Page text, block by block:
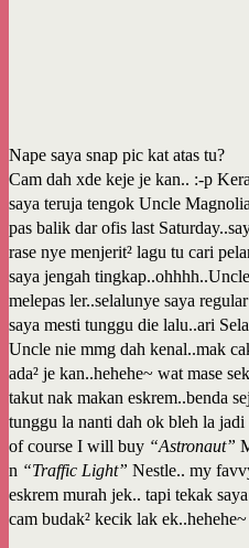
Nape saya snap pic kat atas tu?
Cam dah xde keje je kan.. :-p
saya teruja tengok Uncle
pas balik dar ofis last
rase nye menjerit² lagu tu cari
saya jengah
melepas ler..selalunye saya
saya mesti tunggu die lalu..ari
Uncle nie mmg dah kenal..mak
ada² je kan..hehehe~ wat mase
takut nak makan eskrem..benda
tunggu la nanti dah ok bleh la jadi
of course I will buy “Astronaut”
n “Traffic Light” Nestle.. my
eskrem murah jek.. tapi tekak
cam budak² kecik lak ek..hehehe~